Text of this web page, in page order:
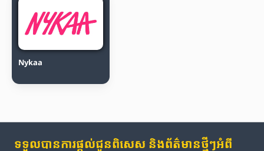
Nykaa
ទទួលបានការផ្តល់ជូនពិសេស និងព័ត៌មានថ្មីៗអំពី